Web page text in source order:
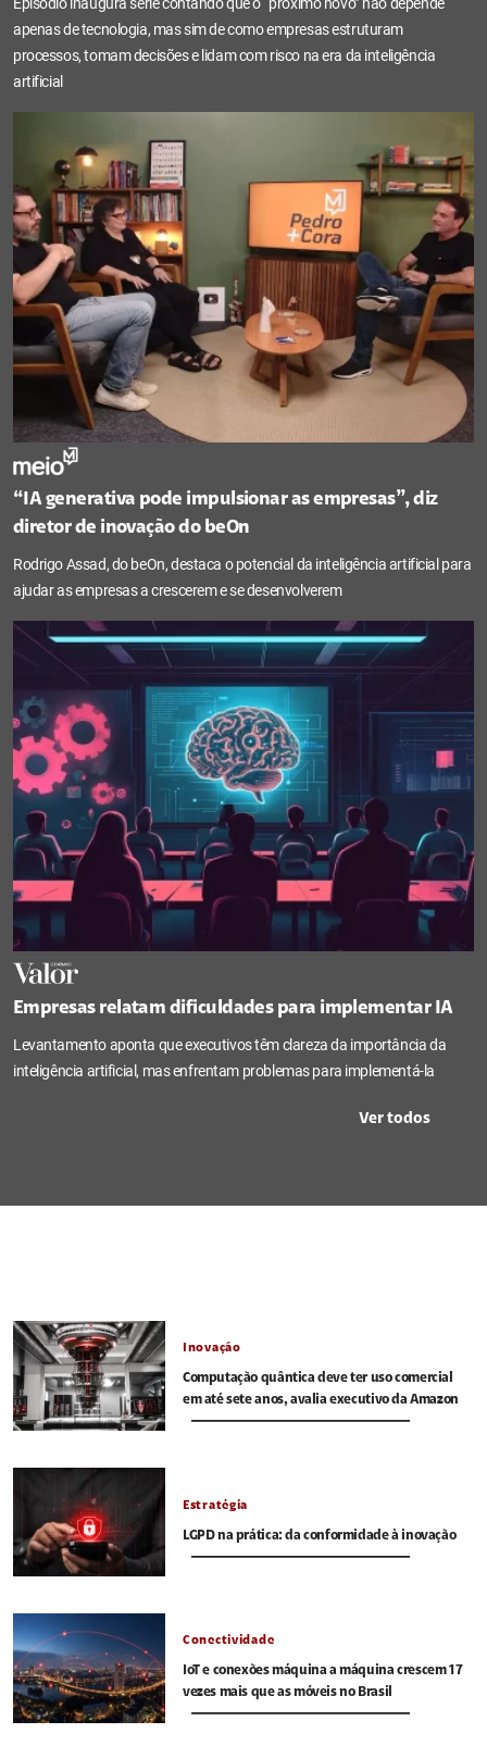
apenas de tecnologia, mas sim de como empresas estruturam
processos, tomam decisões e lidam com risco na era da inteligência
artificial
“IA generativa pode impulsionar as empresas”, diz
diretor de inovação do beOn
Rodrigo Assad, do beOn, destaca o potencial da inteligência artificial para
ajudar as empresas a crescerem e se desenvolverem
Empresas relatam dificuldades para implementar IA
Levantamento aponta que executivos têm clareza da importância da
inteligência artificial, mas enfrentam problemas para implementá-la
Ver todos
Inovação
Computação quântica deve ter uso comercial
em até sete anos, avalia executivo da Amazon
Estratégia
LGPD na prática: da conformidade à inovação
Conectividade
IoT e conexões máquina a máquina crescem 17
vezes mais que as móveis no Brasil